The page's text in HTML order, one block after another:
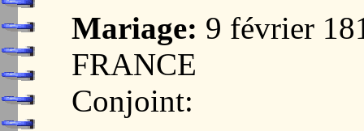
Mariage: 9 février
FRANCE
Conjoint: